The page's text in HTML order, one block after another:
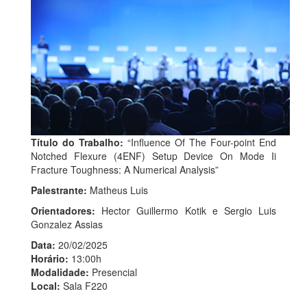
Título do Trabalho: “Influence Of The Four-point End
Notched Flexure (4ENF) Setup Device On Mode Ii
Fracture Toughness: A Numerical Analysis”
Palestrante: Matheus Luis
Orientadores: Hector Guillermo Kotik e Sergio Luis
Gonzalez Assias
Data: 20/02/2025
Horário: 13:00h
Modalidade: Presencial
Local: Sala F220